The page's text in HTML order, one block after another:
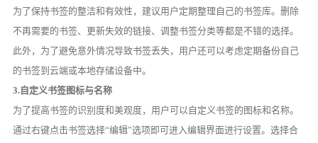
为了保持书签的整洁和有效性，建议用户定期整理自己的书签库。删除
不再需要的书签、更新失效的链接、调整书签分类等都是不错的选择。
此外，为了避免意外情况导致书签丢失，用户还可以考虑定期备份自己
的书签到云端或本地存储设备中。
3.自定义书签图标与名称
为了提高书签的识别度和美观度，用户可以自定义书签的图标和名称。
通过右键点击书签选择“编辑”选项即可进入编辑界面进行设置。选择合